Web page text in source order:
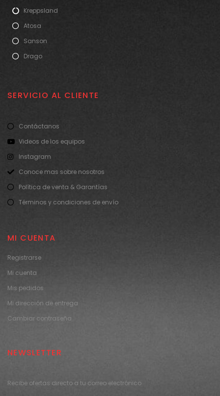
Kreppsland
Atosa
Sanson
Drago
SERVICIO AL CLIENTE
Contáctanos
Videos de los equipos
Instagram
Conoce mas sobre nosotros
Política de venta & Garantías
Términos y condiciones de envío
MI CUENTA
Registrarse
Mi cuenta
Mis pedidos
Mi dirección de entrega
Cambiar contraseña
NEWSLETTER
Recibe ofertas directo a tu correo electrónico